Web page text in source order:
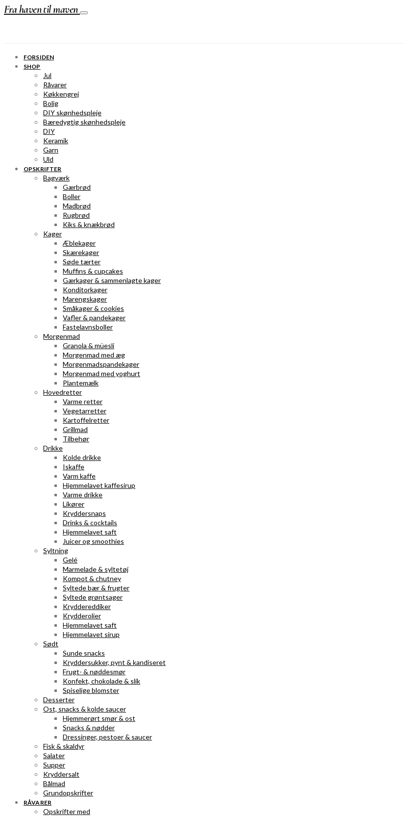
Fra haven til maven
FORSIDEN
SHOP
Jul
Råvarer
Køkkengrej
Bolig
DIY skønhedspleje
Bæredygtig skønhedspleje
DIY
Keramik
Garn
Uld
OPSKRIFTER
Bagværk
Gærbrød
Boller
Madbrød
Rugbrød
Kiks & knækbrød
Kager
Æblekager
Skærekager
Søde tærter
Muffins & cupcakes
Gærkager & sammenlagte kager
Konditorkager
Marengskager
Småkager & cookies
Vafler & pandekager
Fastelavnsboller
Morgenmad
Granola & müesli
Morgenmad med æg
Morgenmadspandekager
Morgenmad med yoghurt
Plantemælk
Hovedretter
Varme retter
Vegetarretter
Kartoffelretter
Grillmad
Tilbehør
Drikke
Kolde drikke
Iskaffe
Varm kaffe
Hjemmelavet kaffesirup
Varme drikke
Likører
Kryddersnaps
Drinks & cocktails
Hjemmelavet saft
Juicer og smoothies
Syltning
Gelé
Marmelade & syltetøj
Kompot & chutney
Syltede bær & frugter
Syltede grøntsager
Kryddereddiker
Krydderolier
Hjemmelavet saft
Hjemmelavet sirup
Sødt
Sunde snacks
Kryddersukker, pynt & kandiseret
Frugt- & nøddesmør
Konfekt, chokolade & slik
Spiselige blomster
Desserter
Ost, snacks & kolde saucer
Hjemmerørt smør & ost
Snacks & nødder
Dressinger, pestoer & saucer
Fisk & skaldyr
Salater
Supper
Kryddersalt
Bålmad
Grundopskrifter
RÅVARER
Opskrifter med